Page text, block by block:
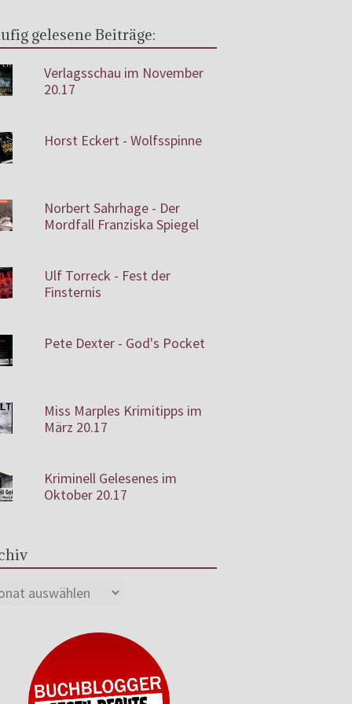
gelesene Beiträge:
Verlagsschau im November
20.17
Horst Eckert - Wolfsspinne
Norbert Sahrhage - Der
Mordfall Franziska Spiegel
Ulf Torreck - Fest der
Finsternis
Pete Dexter - God's Pocket
Miss Marples Krimitipps im
März 20.17
Kriminell Gelesenes im
Oktober 20.17